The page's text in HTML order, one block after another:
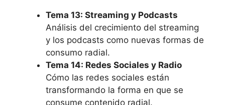
Tema 13: Streaming y Podcasts
Análisis del crecimiento del streaming
y los podcasts como nuevas formas de
consumo radial.
Tema 14: Redes Sociales y Radio
Cómo las redes sociales están
transformando la forma en que se
consume contenido radial.